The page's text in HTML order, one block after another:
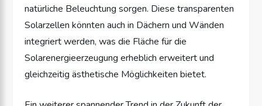
natürliche Beleuchtung sorgen. Diese transparenten
Solarzellen könnten auch in Dächern und Wänden
integriert werden, was die Fläche für die
Solarenergieerzeugung erheblich erweitert und
gleichzeitig ästhetische Möglichkeiten bietet.